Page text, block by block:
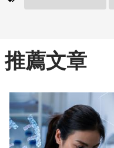
推薦文章